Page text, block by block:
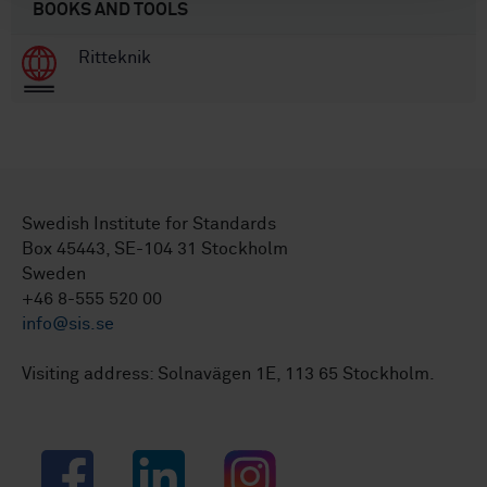
BOOKS AND TOOLS
Ritteknik
Swedish Institute for Standards
Box 45443, SE-104 31 Stockholm
Sweden
+46 8-555 520 00
info@sis.se
Visiting address: Solnavägen 1E, 113 65 Stockholm.
Facebook LinkedIn Instagram